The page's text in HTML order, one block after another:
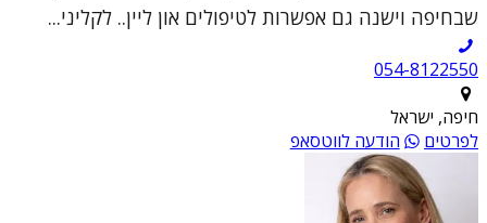
שבחיפה וישנה גם אפשרות לטיפולים און ליין.. לקליני...
054-8122550
חיפה, ישראל
לפרטים
הודעה לווטסאפ